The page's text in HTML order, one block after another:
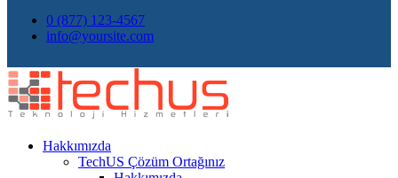
0 (877) 123-4567
info@yoursite.com
Hakkımızda
TechUS Çözüm Ortağınız